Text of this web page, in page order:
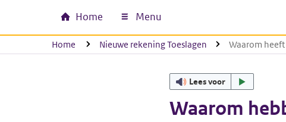
Hoofdnavigatie
Home Menu
U bevindt zich hier:
Home Nieuwe rekening Toeslagen Waarom
Lees voor
Waarom